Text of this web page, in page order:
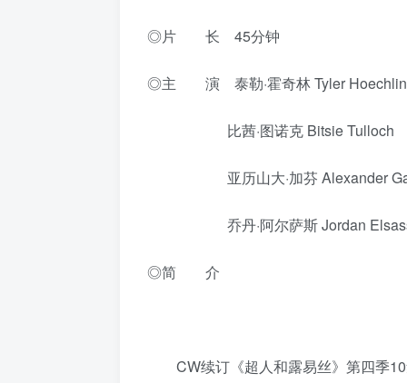
◎片 长 45分钟
◎主 演 泰勒·霍奇林 Tyler Hoechlin
比茜·图诺克 Bitsie Tulloch
亚历山大·加芬 Alexander
乔丹·阿尔萨斯 Jordan
◎简 介
CW续订《超人和露易丝》第四季10